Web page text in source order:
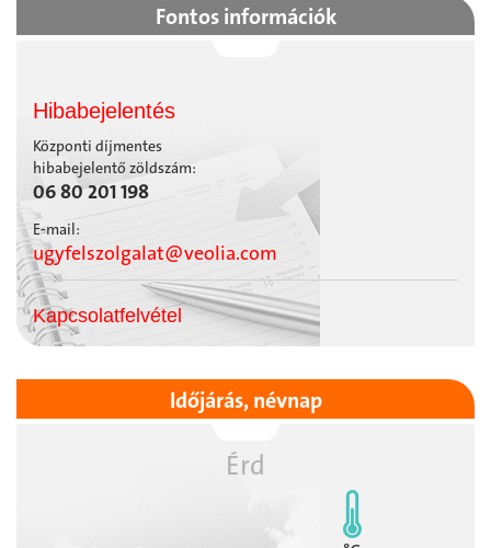
Fontos információk
Hibabejelentés
Központi díjmentes
hibabejelentő zöldszám:
06 80 201 198
E-mail:
ugyfelszolgalat@veolia.com
Kapcsolatfelvétel
Időjárás, névnap
Érd